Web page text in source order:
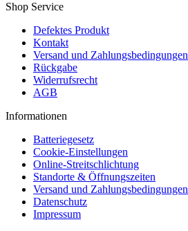
Shop Service
Defektes Produkt
Kontakt
Versand und Zahlungsbedingungen
Rückgabe
Widerrufsrecht
AGB
Informationen
Batteriegesetz
Cookie-Einstellungen
Online-Streitschlichtung
Standorte & Öffnungszeiten
Versand und Zahlungsbedingungen
Datenschutz
Impressum